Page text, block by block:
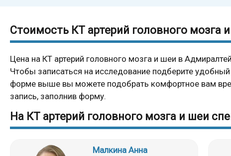
Стоимость КТ артерий головного мозга
Цена на КТ артерий головного мозга и шеи в
Чтобы записаться на исследование подберите
форме выше вы можете подобрать комфортное вам
запись, заполнив форму.
На КТ артерий головного мозга и шеи
Малкина Анна